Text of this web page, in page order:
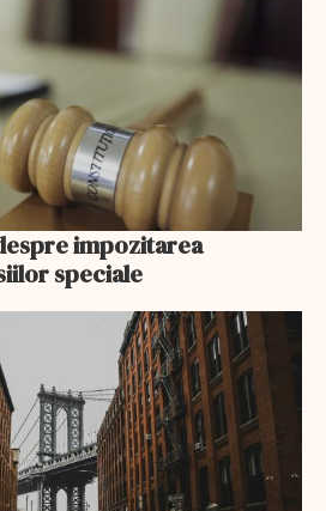
impozitarea
speciale